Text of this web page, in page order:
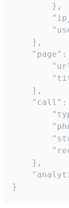
        },
    },
"page":
    },
"call":
    },
}